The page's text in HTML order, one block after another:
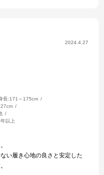
2024.4.27
長:171～175cm
27cm
以上
い履き心地の良さと安定した